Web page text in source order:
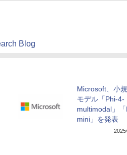
Blog
Microsoft、小
モデル「Phi-4-
multimodal」
mini」を発表
2025